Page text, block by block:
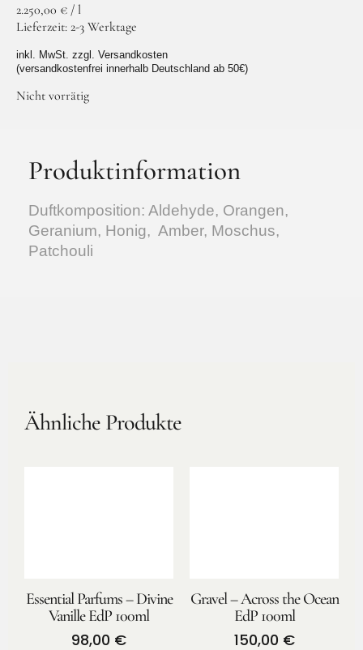
2.250,00 € / l
Lieferzeit: 2-3 Werktage
inkl. MwSt. zzgl. Versandkosten
(versandkostenfrei innerhalb Deutschland ab 50€)
Nicht vorrätig
Produktinformation
Duftkomposition: Aldehyde, Orangen,
Geranium, Honig, Amber, Moschus,
Patchouli
Ähnliche Produkte
Essential Parfums – Divine
Vanille EdP 100ml
98,00 €
Gravel – Across the Ocean
EdP 100ml
150,00 €